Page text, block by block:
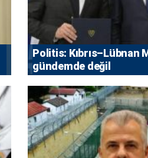
Politis: Kıbrıs–Lübnan
gündemde değil